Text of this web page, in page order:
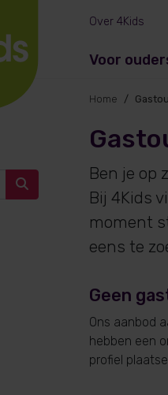
Voor
Over 4Kids
Home
Ben je op
Bij 4Kids
moment
eens te
Geen
Ons aanbod
hebben een
profiel